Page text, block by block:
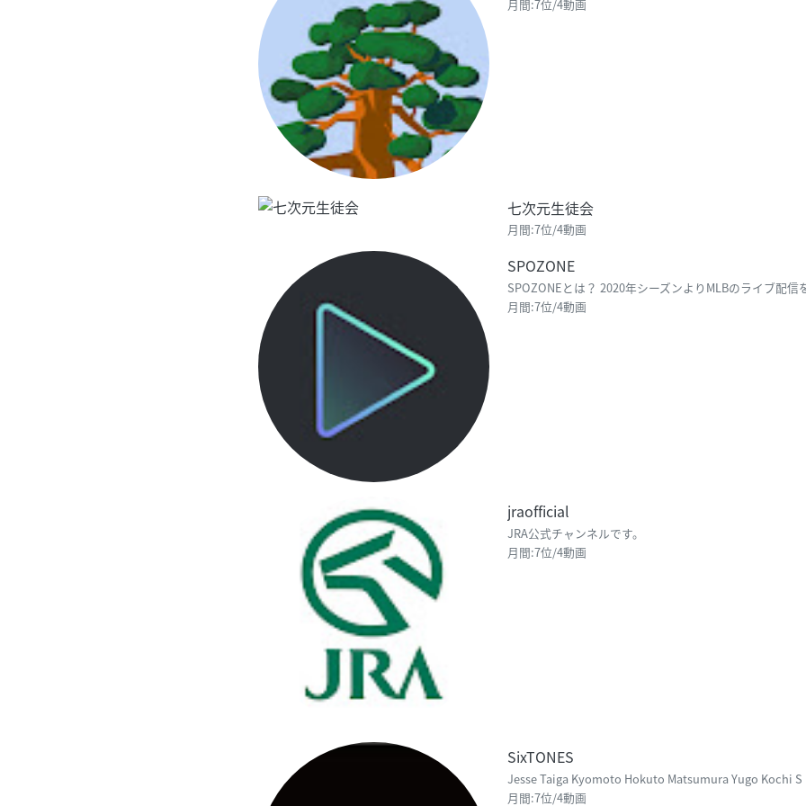
月間:7位/4動画
七次元生徒会
月間:7位/4動画
SPOZONE
月間:7位/4動画
jraofficial
JRA公式チャンネルです。
月間:7位/4動画
SixTONES
Jesse Taiga Kyomoto Hokuto Matsumura Yugo Kochi S
月間:7位/4動画